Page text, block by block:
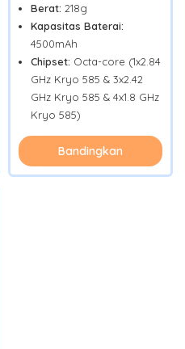
Berat: 218g
Kapasitas Baterai:
4500mAh
Chipset: Octa-core (1x2.84
GHz Kryo 585 & 3x2.42
GHz Kryo 585 & 4x1.8 GHz
Kryo 585)
Bandingkan